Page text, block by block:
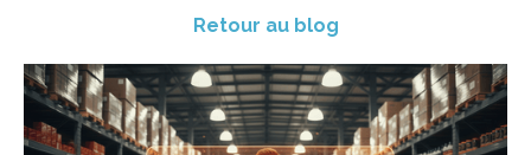
Retour au blog